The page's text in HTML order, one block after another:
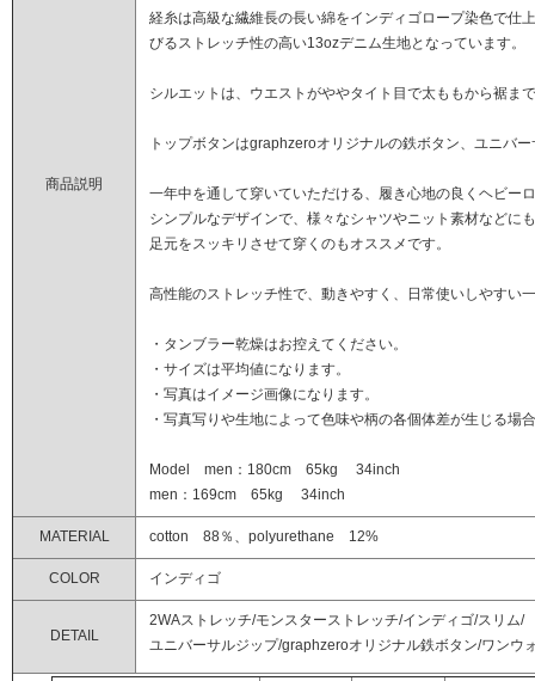
商品説明
経糸は高級な繊維長の長い綿をインディゴロープ染色で仕
びるストレッチ性の高い13ozデニム生地となっています。
シルエットは、ウエストがややタイト目で太ももから裾ま
トップボタンはgraphzeroオリジナルの鉄ボタン、ユニバ
一年中を通して穿いていただける、履き心地の良くヘビー
シンプルなデザインで、様々なシャツやニット素材などに
足元をスッキリさせて穿くのもオススメです。
高性能のストレッチ性で、動きやすく、日常使いしやすい
・タンブラー乾燥はお控えてください。
・サイズは平均値になります。
・写真はイメージ画像になります。
・写真写りや生地によって色味や柄の各個体差が生じる場
Model men：180cm 65kg 34inch
men：169cm 65kg 34inch
MATERIAL cotton 88％、polyurethane 12%
COLOR インディゴ
DETAIL
2WAストレッチ/モンスターストレッチ/インディゴ/スリム/
ユニバーサルジップ/graphzeroオリジナル鉄ボタン/ワンウ